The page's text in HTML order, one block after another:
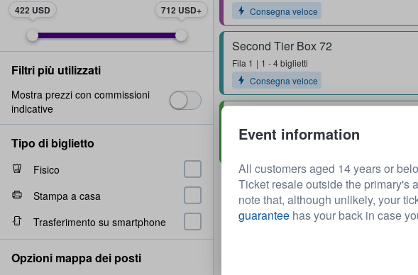
Consegna veloce
Second Tier Box 72
Fila 1
1 - 4 biglietti
Consegna veloce
Fila2
1 - 4 biglietti
422 USD 712 USD
Filtri più utilizzati
Mostra prezzi con commissioni
indicative
Tipo di biglietto
Fisico
Stampa a casa
Trasferimento su smartphone
Opzioni mappa dei posti
Event information
All customers aged 14 years or
Ticket resale outside the primary's
note that, although unlikely, your
guarantee has your back in case